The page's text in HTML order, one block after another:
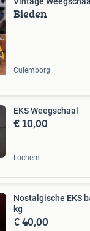
Bieden
Culemborg
EKS Weegschaal
€ 10,00
Lochem
Nostalgische EKS
kg
€ 40,00